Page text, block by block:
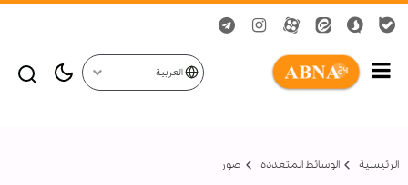
العربية
الرئيسية الوسائط المتعدده صور